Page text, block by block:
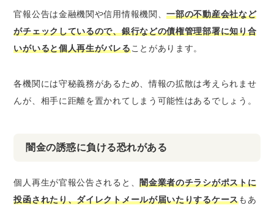
官報公告は金融機関や信用情報機関、一部の不動産会社など
がチェックしているので、銀行などの債権管理部署に知り合
いがいると個人再生がバレることがあります。
各機関には守秘義務があるため、情報の拡散は考えられませ
んが、相手に距離を置かれてしまう可能性はあるでしょう。
闇金の誘惑に負ける恐れがある
個人再生が官報公告されると、闇金業者のチラシがポストに
投函されたり、ダイレクトメールが届いたりするケースもあ